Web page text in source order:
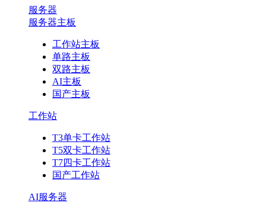
服务器
服务器主板
工作站主板
单路主板
双路主板
AI主板
国产主板
工作站
T3单卡工作站
T5双卡工作站
T7四卡工作站
国产工作站
AI服务器